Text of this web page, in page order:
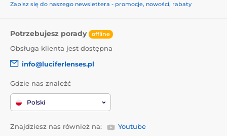
Zapisz się do naszego newslettera - promocje, nowości, rabaty
Potrzebujesz porady offline
Obsługa klienta jest dostępna
info@luciferlenses.pl
Gdzie nas znaleźć
Polski
Znajdziesz nas również na: Youtube